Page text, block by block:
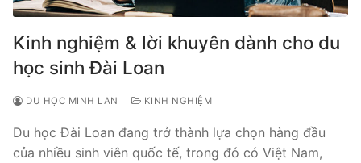
Kinh nghiệm & lời khuyên dành cho du
học sinh Đài Loan
DU HỌC MINH LAN KINH NGHIỆM
Du học Đài Loan đang trở thành lựa chọn hàng đầu
của nhiều sinh viên quốc tế, trong đó có Việt Nam,